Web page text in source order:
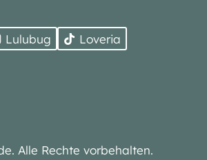
Lulubug
Loveria
Alle Rechte vorbehalten.